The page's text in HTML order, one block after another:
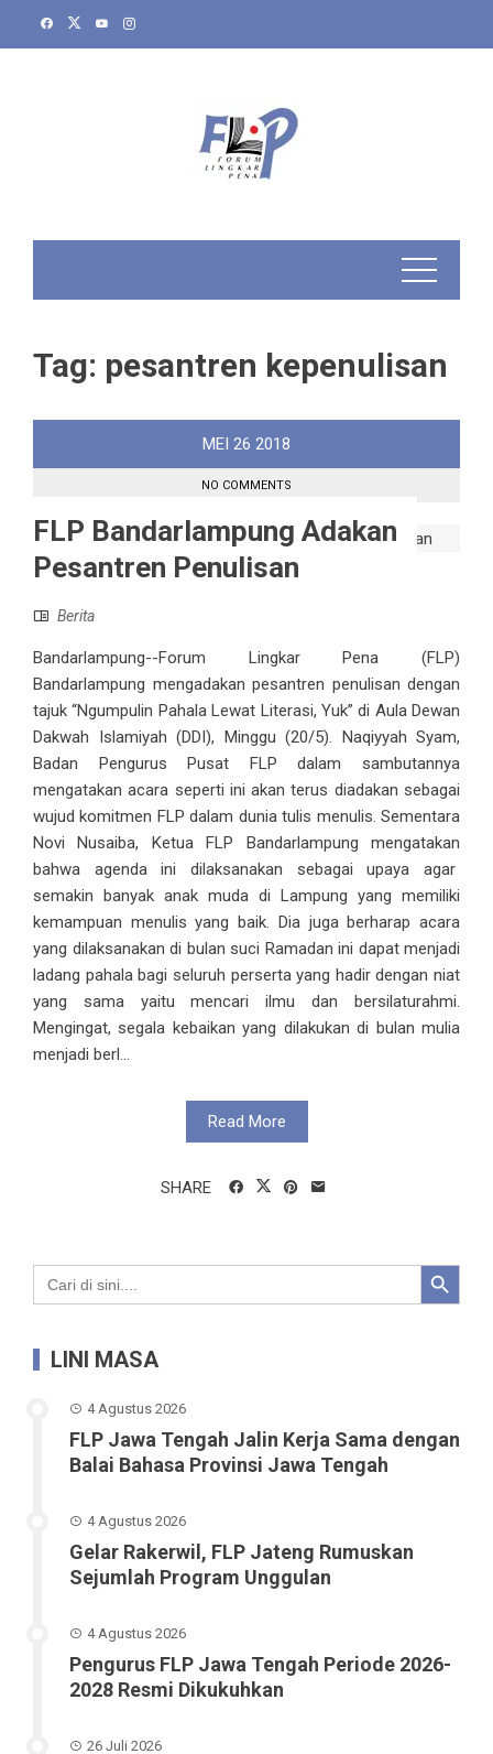
Tag: pesantren kepenulisan
MEI 26 2018
NO COMMENTS
FLP Bandarlampung Adakan
Pesantren Penulisan
Berita
Bandarlampung--Forum Lingkar Pena (FLP)
Bandarlampung mengadakan pesantren penulisan dengan
tajuk “Ngumpulin Pahala Lewat Literasi, Yuk” di Aula Dewan
Dakwah Islamiyah (DDI), Minggu (20/5). Naqiyyah Syam,
Badan Pengurus Pusat FLP dalam sambutannya
mengatakan acara seperti ini akan terus diadakan sebagai
wujud komitmen FLP dalam dunia tulis menulis. Sementara
Novi Nusaiba, Ketua FLP Bandarlampung mengatakan
bahwa agenda ini dilaksanakan sebagai upaya agar
semakin banyak anak muda di Lampung yang memiliki
kemampuan menulis yang baik. Dia juga berharap acara
yang dilaksanakan di bulan suci Ramadan ini dapat menjadi
ladang pahala bagi seluruh perserta yang hadir dengan niat
yang sama yaitu mencari ilmu dan bersilaturahmi.
Mengingat, segala kebaikan yang dilakukan di bulan mulia
menjadi berl...
Read More
SHARE
Search
for:
Search Button
LINI MASA
4 Agustus 2026
FLP Jawa Tengah Jalin Kerja Sama dengan
Balai Bahasa Provinsi Jawa Tengah
4 Agustus 2026
Gelar Rakerwil, FLP Jateng Rumuskan
Sejumlah Program Unggulan
4 Agustus 2026
Pengurus FLP Jawa Tengah Periode 2026-
2028 Resmi Dikukuhkan
26 Juli 2026